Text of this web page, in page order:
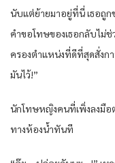
นับแต่ย้ายมาอยู่ที่นี่ เธอถู
คำขอโทษของเธอกลับไม่
ครองตำแหน่งที่ดีที่สุดสั่งก
มันไว้!”
นักโทษหญิงคนที่เพิ่งลงมือ
ทางห้องน้ำทันที